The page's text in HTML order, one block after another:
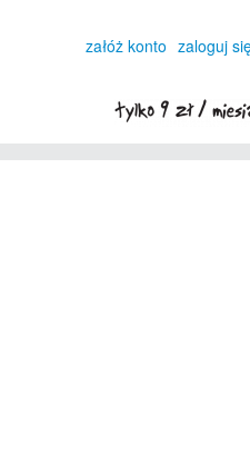
załóż konto zaloguj